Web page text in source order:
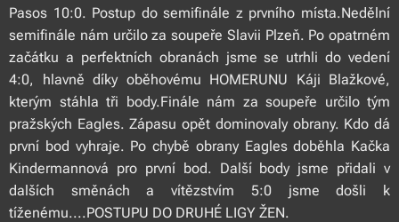
Pasos 10:0. Postup do semifinále z prvního místa.Nedělní
semifinále nám určilo za soupeře Slavii Plzeň. Po opatrném
začátku a perfektních obranách jsme se utrhli do vedení
4:0, hlavně díky oběhovému HOMERUNU Káji Blažkové,
kterým stáhla tři body.Finále nám za soupeře určilo tým
pražských Eagles. Zápasu opět dominovaly obrany. Kdo dá
první bod vyhraje. Po chybě obrany Eagles doběhla Kačka
Kindermannová pro první bod. Další body jsme přidali v
dalších směnách a vítězstvím 5:0 jsme došli k
tíženému....POSTUPU DO DRUHÉ LIGY ŽEN.